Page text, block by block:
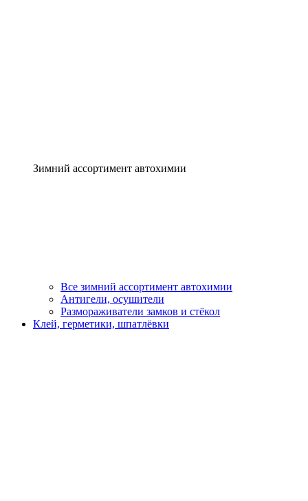
Зимний ассортимент автохимии
Все зимний ассортимент автохимии
Антигели, осушители
Размораживатели замков и стёкол
Клей, герметики, шпатлёвки